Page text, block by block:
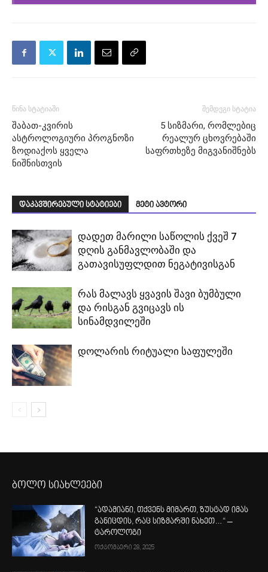
წინა სტატიაში
შაბათ-კვირის
ასტროლოგიური პროგნოზი
ზოდიაქოს ყველა
ნიშნისთვის
შემდეგი სტატია
5 სიზმარი, რომლებიც
რეალურ ცხოვრებაში
საფრთხეზე მიგვანიშნებს
დაკავშირებული სტატიები მეტი ავტორი
დადეთ მარილი საწოლის ქვეშ 7
დღის განმავლობაში და
გათავისუფლდით ნეგატივისგან
რას მალავს ყვავის შავი ბუმბული
და რისგან გვიცავს ის
სინამდვილეში
დოლარის რიტუალი საფულეში
ბოლო სიახლეები
“ადამიანი, თქვენს მიმართ, ზუსტად იმას
განიცდის, რაც სიზმარში ნახეთ…“ –
ტაროლოგი
ოქტომბერი 28, 2025